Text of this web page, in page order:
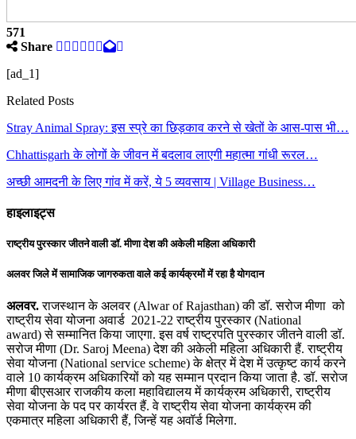
571
Share
[ad_1]
Related Posts
Stray Animal Spray: इस स्प्रे का छिड़काव करने से खेतों के आस-पास भी…
Chhattisgarh के लोगों के जीवन में बदलाव लाएगी महात्मा गांधी रूरल…
अच्छी आमदनी के लिए गांव में करें, ये 5 व्यवसाय | Village Business…
हाइलाइट्स
राष्ट्रीय पुरस्कार जीतने वाली डॉ. मीणा देश की अकेली महिला अधिकारी
अलवर जिले में सामाजिक जागरुकता वाले कई कार्यक्रमों में रहा है योगदान
अलवर.राजस्थान के अलवर (Alwar of Rajasthan) की डॉ. सरोज मीणा को
राष्ट्रीय सेवा योजना अवार्ड 2021-22 राष्ट्रीय पुरस्कार (National
award) से सम्मानित किया जाएगा. इस वर्ष राष्ट्रपति पुरस्कार जीतने वाली डॉ.
सरोज मीणा (Dr. Saroj Meena) देश की अकेली महिला अधिकारी हैं. राष्ट्रीय
सेवा योजना (National service scheme) के क्षेत्र में देश में उत्कृष्ट कार्य करने
वाले 10 कार्यक्रम अधिकारियों को यह सम्मान प्रदान किया जाता है. डॉ. सरोज
मीणा बीएसआर राजकीय कला महाविद्यालय में कार्यक्रम अधिकारी, राष्ट्रीय
सेवा योजना के पद पर कार्यरत हैं. वे राष्ट्रीय सेवा योजना कार्यक्रम की
एकमात्र महिला अधिकारी हैं, जिन्हें यह अवॉर्ड मिलेगा.